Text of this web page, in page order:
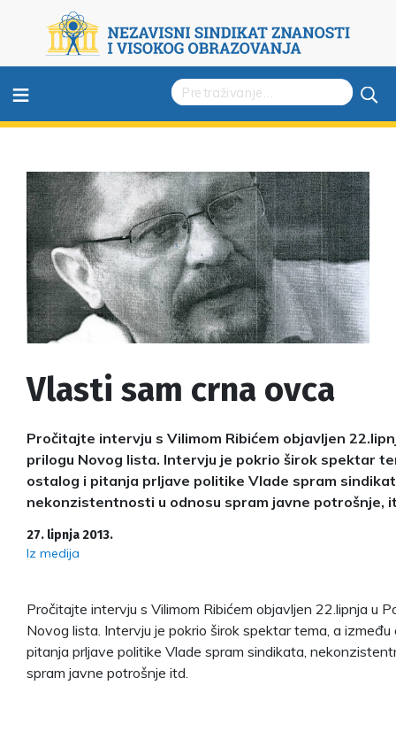
≡
Vlasti sam crna ovca
Pročitajte intervju s Vilimom Ribićem objavljen
prilogu Novog lista. Intervju je pokrio širok spektar
ostalog i pitanja prljave politike Vlade spram
nekonzistentnosti u odnosu spram javne potrošnje,
27. lipnja 2013.
Iz medija
Pročitajte intervju s Vilimom Ribićem objavljen 22.lipnja u
Novog lista. Intervju je pokrio širok spektar tema, a između
pitanja prljave politike Vlade spram sindikata,
spram javne potrošnje itd.